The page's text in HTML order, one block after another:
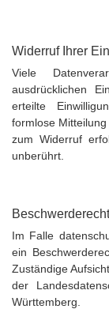
Widerruf Ihrer
Viele
ausdrücklichen
erteilte
formlose
zum Widerruf
unberührt.
Im Falle
ein
Zuständige
der
Württemberg.